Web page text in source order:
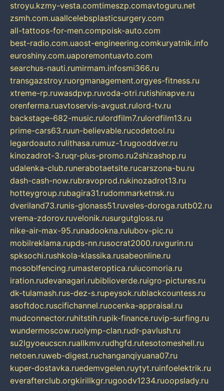
stroyu.kzmy-vesta.comtimeszp.comavtoguru.net
zsmh.com.uaallcelebsplasticsurgery.com
all-tattoos-for-men.compoisk-auto.com
best-radio.com.uaost-engineering.comkuryatnik.info
euroshiny.com.uaporemontuavto.com
searchus-nauti.rumirmam.infosmi366.ru
transgazstroy.ruorgmanagement.orgyes-fitness.ru
xtreme-rp.ruwasdpvp.ruvoda-otri.rutishinapve.ru
orenferma.ruavtoservis-avgust.rulord-tv.ru
backstage-682-music.rulordfilm7.rulordfilm13.ru
prime-cars63.ruun-believable.rucodetool.ru
legardoauto.rulithasa.rumuz-1.rugooddver.ru
kinozadrot-3.ruqr-plus-promo.ru2shizashop.ru
udalenka-club.runerabotaetsite.rucarszona-bu.ru
dash-cash-now.rubravoprod.rukinozadrot13.ru
hotteygroup.rubagira31.rudommarketnsk.ru
dveriland73.runis-glonass51.ruveles-doroga.rutb02.ru
vrema-zdorov.ruvelonik.rusurgutgloss.ru
nike-air-max-95.runadookna.rulubov-pic.ru
mobilreklama.rupds-nn.rusocrat2000.ruvgurin.ru
spksochi.rushkola-klassika.rusabeonline.ru
mosoblfencing.rumasteroptica.rulucomoria.ru
iration.rudevanagari.rubiblioverde.ruigro-pictures.ru
dk-tulamash.rus-dez-s.rupeysok.rublackcountess.ru
asoftdoc.ruscifichannel.ruocenka-appraisal.ru
mudconnector.ruhitstih.rupik-finance.ruvip-surfing.ru
wundermoscow.ruolymp-clan.rudr-pavlush.ru
su2lgyoeucscn.ruallkmv.rudhgfd.rutesotomeshell.ru
netoen.ruweb-digest.ruchanganqiyuana07.ru
kuper-dostavka.ruedemvgelen.ruytyt.ruinfoelektrik.ru
everafterclub.orgkirillkgr.rugoodv1234.ruoopslady.ru